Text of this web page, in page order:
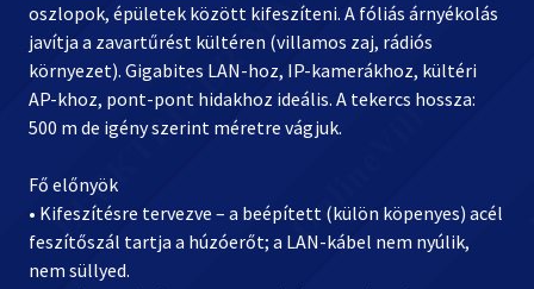
oszlopok, épületek között kifeszíteni. A fóliás árnyékolás
javítja a zavartűrést kültéren (villamos zaj, rádiós
környezet). Gigabites LAN-hoz, IP-kamerákhoz, kültéri
AP-khoz, pont-pont hidakhoz ideális. A tekercs hossza:
500 m de igény szerint méretre vágjuk.
Fő előnyök
• Kifeszítésre tervezve – a beépített (külön köpenyes) acél
feszítőszál tartja a húzóerőt; a LAN-kábel nem nyúlik,
nem süllyed.